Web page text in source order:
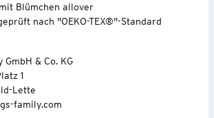
Blümchen allover
nach "OEKO-TEX®"-Standard
& Co. KG
1
Lette
family.com